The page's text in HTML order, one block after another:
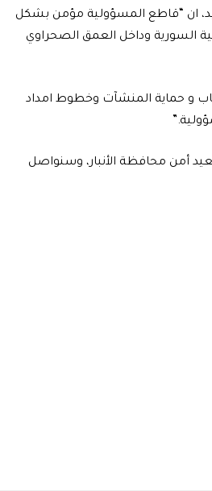
ان “قاطع المسؤولية مؤمن بشكل
السورية وداخل العمق الصحراوي
و حماية المنشآت وخطوط امداد
أمن محافظة الأنبار، وسنواصل